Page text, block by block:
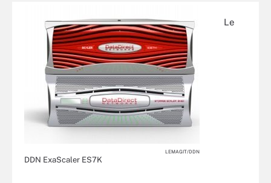
LEMAGIT/DDN
DDN ExaScaler ES7K
Le